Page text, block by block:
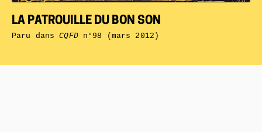
LA PATROUILLE DU BON SON
Paru dansCQFDn°98 (mars 2012)